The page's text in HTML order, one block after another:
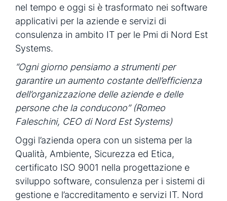
nel tempo e oggi si è trasformato nei software
applicativi per la aziende e servizi di
consulenza in ambito IT per le Pmi di Nord Est
Systems.
“Ogni giorno pensiamo a strumenti per
garantire un aumento costante dell’efficienza
dell’organizzazione delle aziende e delle
persone che la conducono” (Romeo
Faleschini, CEO di Nord Est Systems)
Oggi l’azienda opera con un sistema per la
Qualità, Ambiente, Sicurezza ed Etica,
certificato ISO 9001 nella progettazione e
sviluppo software, consulenza per i sistemi di
gestione e l’accreditamento e servizi IT. Nord